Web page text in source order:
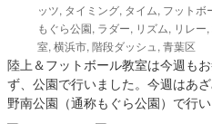
ッツ, タイミング, タイム, フットボ
もぐら公園, ラダー, リズム, リレー,
室, 横浜市, 階段ダッシュ , 青葉区
陸上＆フットボール教室は今週も
ず、公園で行いました。今週はあ
野南公園（通称もぐら公園）で行い